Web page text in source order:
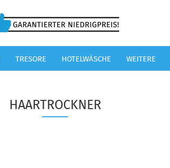
TRESORE HOTELWÄSCHE WEITERE
HAARTROCKNER